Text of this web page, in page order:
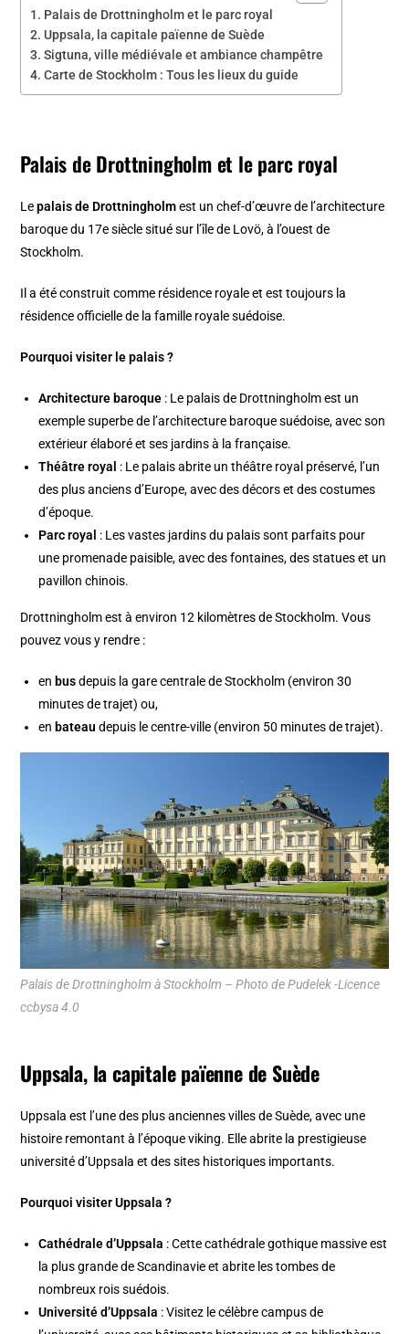
Palais de Drottningholm et le parc royal
Uppsala, la capitale païenne de Suède
Sigtuna, ville médiévale et ambiance champêtre
Carte de Stockholm : Tous les lieux du guide
Palais de Drottningholmet le parc royal
Lepalais de Drottningholmest un chef-d’œuvre de l’architecture
baroque du 17e siècle situé sur l’île de Lovö, à l’ouest de
Stockholm.
Il a été construit comme résidence royale et est toujours la
résidence officielle de la famille royale suédoise.
Pourquoi visiter le palais ?
Architecture baroque : Le palais de Drottningholm est un
exemple superbe de l’architecture baroque suédoise, avec son
extérieur élaboré et ses jardins à la française.
Théâtre royal : Le palais abrite un théâtre royal préservé, l’un
des plus anciens d’Europe, avec des décors et des costumes
d’époque.
Parc royal : Les vastes jardins du palais sont parfaits pour
une promenade paisible, avec des fontaines, des statues et un
pavillon chinois.
Drottningholm est à environ 12 kilomètres de Stockholm. Vous
pouvez vous y rendre :
en busdepuis la gare centrale de Stockholm (environ 30
minutes de trajet) ou,
en bateau depuis le centre-ville (environ 50 minutes de trajet).
Palais de Drottningholm à Stockholm – Photo de Pudelek -Licence
ccbysa 4.0
Uppsala, la capitale païenne de Suède
Uppsala est l’une des plus anciennes villes de Suède, avec une
histoire remontant à l’époque viking. Elle abrite la prestigieuse
université d’Uppsala et des sites historiques importants.
Pourquoi visiter Uppsala ?
Cathédrale d’Uppsala : Cette cathédrale gothique massive est
la plus grande de Scandinavie et abrite les tombes de
nombreux rois suédois.
Université d’Uppsala : Visitez le célèbre campus de